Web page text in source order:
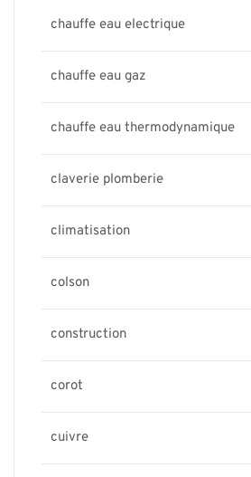
chauffe eau electrique
chauffe eau gaz
chauffe eau thermodynamique
claverie plomberie
climatisation
colson
construction
corot
cuivre